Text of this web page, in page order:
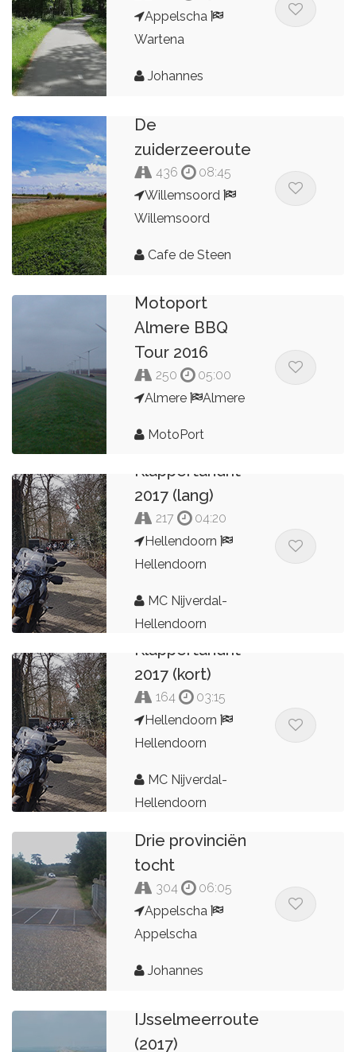
Appelscha
Wartena
Johannes
De
zuiderzeeroute
436
08:45
Willemsoord
Willemsoord
Cafe de Steen
Motoport
Almere BBQ
Tour 2016
250
05:00
Almere
Almere
MotoPort
Klappertandrit
2017 (lang)
217
04:20
Hellendoorn
Hellendoorn
MC Nijverdal-
Hellendoorn
Klappertandrit
2017 (kort)
164
03:15
Hellendoorn
Hellendoorn
MC Nijverdal-
Hellendoorn
Drie provinciën
tocht
304
06:05
Appelscha
Appelscha
Johannes
IJsselmeerroute
(2017)